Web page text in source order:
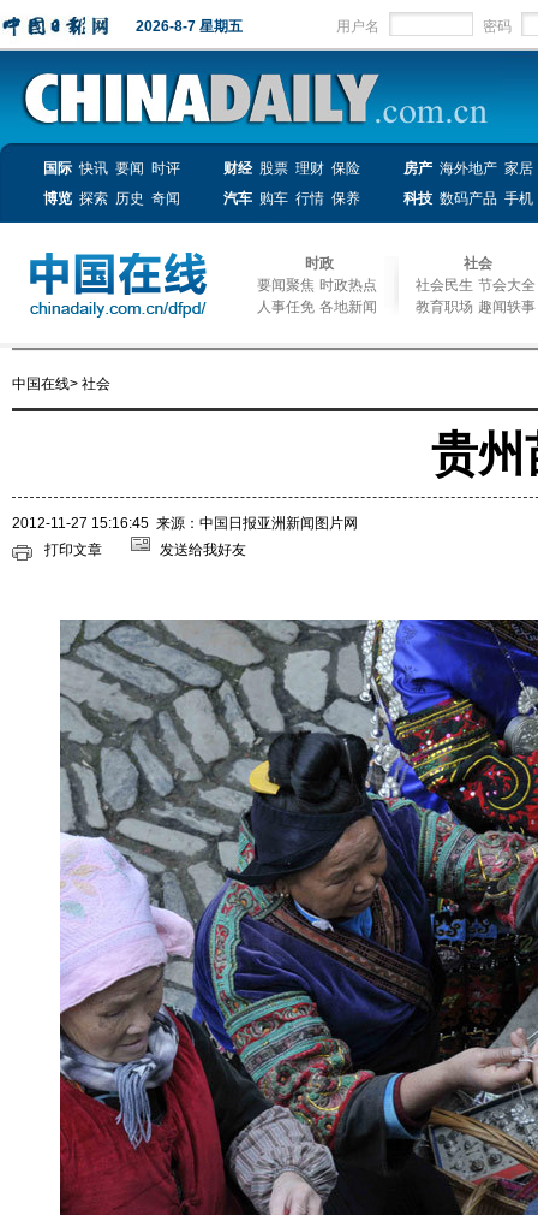
2026-8-7 星期五 用户名 密码
国际 快讯 要闻 时评 财经 股票 理财 保险 房产 海外地产 家居
博览 探索 历史 奇闻 汽车 购车 行情 保养 科技 数码产品 手机
时政
要闻聚焦 时政热点
人事任免 各地新闻
社会
社会民生 节会大全
教育职场 趣闻轶事
中国在线> 社会
贵州
2012-11-27 15:16:45 来源：中国日报亚洲新闻图片网
打印文章
发送给我好友